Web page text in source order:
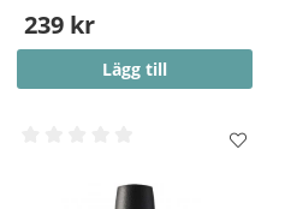
239 kr
Lägg till